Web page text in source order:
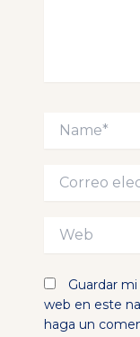
Name*
Correo
electrónico*
Web
Guardar
web en este
haga un